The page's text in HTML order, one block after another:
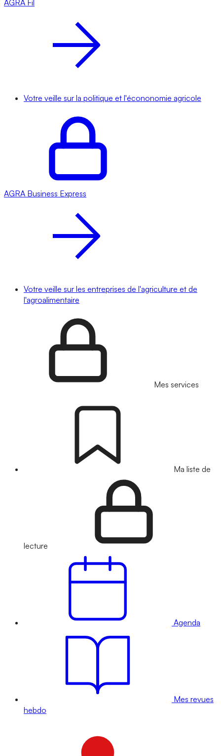
AGRA Fil
Votre veille sur la politique et l'écononomie agricole
AGRA Business Express
Votre veille sur les entreprises de l'agriculture et de
l'agroalimentaire
Mes services
Ma liste de
lecture
Agenda
Mes revues
hebdo